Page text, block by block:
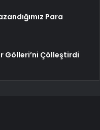
Para
Gölleri’ni Çölleştirdi